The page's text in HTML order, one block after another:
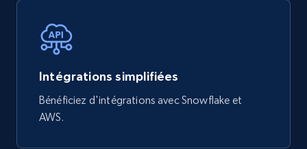
Intégrations simplifiées
Bénéficiez d'intégrations avec Snowflake et
AWS.